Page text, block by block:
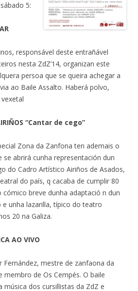
5:
responsável deste entrañável
nesta ZdZ’14, organizan este
persoa que se queira achegar a
ao Baile Assalto. Haberá polvo,
“Cantar de cego”
Zona da Zanfona ten ademais o
se abrirá cunha representación dun
do Cadro Artístico Airiños de Asados,
do país, q cacaba de cumplir 80
cómico breve dunha adaptació n dun
unha lazarilla, típico do teatro
20 na Galiza.
AO VIVO
Fernández, mestre de zanfaona da
membro de Os Cempés. O baile
música dos cursillistas da ZdZ e